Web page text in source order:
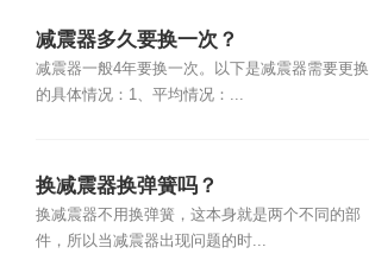
减震器多久要换一次？
减震器一般4年要换一次。以下是减震器需要更换
的具体情况：1、平均情况：...
换减震器换弹簧吗？
换减震器不用换弹簧，这本身就是两个不同的部
件，所以当减震器出现问题的时...